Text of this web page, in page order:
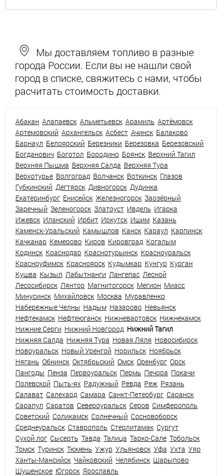
Мы доставляем топливо в разные
города России. Если вы не нашли свой
город в списке, свяжитесь с нами, чтобы
расчитать стоимость доставки.
Абакан Алапаевск Альметьевск Арамиль Артёмовск
Артемовский Архангельск Асбест Ачинск Балаково
Барнаул Белоярский Березники Березовка Березовский
Богданович Боготол Бородино Брянск Верхний Тагил
Верхняя Пышма Верхняя Салда Верхняя Тура
Верхотурье Волгоград Волчанск Воткинск Глазов
Губкинский Дегтярск Дивногорск Дудинка
Екатеринбург Енисейск Железногорск Заозёрный
Заречный Зеленогорск Златоуст Ивдель Игарка
Ижевск Иланский Ирбит Иркутск Ишим Казань
Каменск-Уральский Камышлов Канск Караул Карпинск
Качканар Кемерово Киров Кировград Когалым
Кодинск Краснодар Краснотурьинск Красноуральск
Красноуфимск Красноярск Кудымкар Кунгур Курган
Кушва Кызыл Лабытнанги Лангепас Лесной
Лесосибирск Лянтор Магнитогорск Мегион Миасс
Минусинск Михайловск Москва Муравленко
Набережные Челны Надым Назарово Невьянск
Нефтекамск Нефтеюганск Нижневартовск Нижнекамск
Нижние Серги Нижний Новгород Нижний Тагил
Нижняя Салда Нижняя Тура Новая Ляля Новосибирск
Новоуральск Новый Уренгой Норильск Ноябрьск
Нягань Обнинск Октябрьский Омск Оренбург Орск
Пангоды Пенза Первоуральск Пермь Печора Покачи
Полевской Пыть-ях Радужный Ревда Реж Рязань
Салават Салехард Самара Санкт-Петербург Саранск
Сарапул Саратов Североуральск Серов Симферополь
Советский Соликамск Солнечный Сосновоборск
Среднеуральск Ставрополь Стерлитамак Сургут
Сухой лог Сысерть Тавда Талица Тарко-Сале Тобольск
Томск Туринск Тюмень Ужур Ульяновск Уфа Ухта Уяр
Ханты-Мансийск Чайковский Челябинск Шарыпово
Шушенское Югорск Ярославль